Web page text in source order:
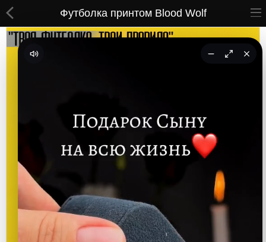
ВСЕ ТОВАРЫ
Гравировка
CoolPass
Футболка принтом Blood Wolf